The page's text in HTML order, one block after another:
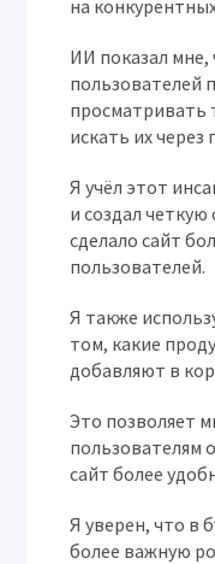
на
ИИ показал
пользователей
просматривать
искать их через
Я учёл этот
и создал четкую
сделало сайт
пользователей.
Я также
том, какие
добавляют в
Это позволяет
пользователям
сайт более
Я уверен, что в
более важную